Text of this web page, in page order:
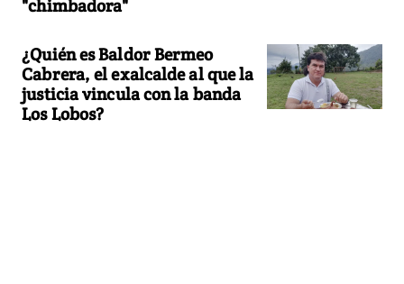
"chimbadora"
¿Quién es Baldor Bermeo
Cabrera, el exalcalde al que la
justicia vincula con la banda
Los Lobos?